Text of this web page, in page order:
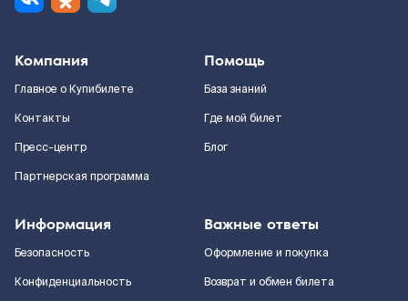
Компания
Главное о Купибилете
Контакты
Пресс-центр
Партнерская программа
Помощь
База знаний
Где мой билет
Блог
Информация
Безопасность
Конфиденциальность
Важные ответы
Оформление и покупка
Возврат и обмен билета